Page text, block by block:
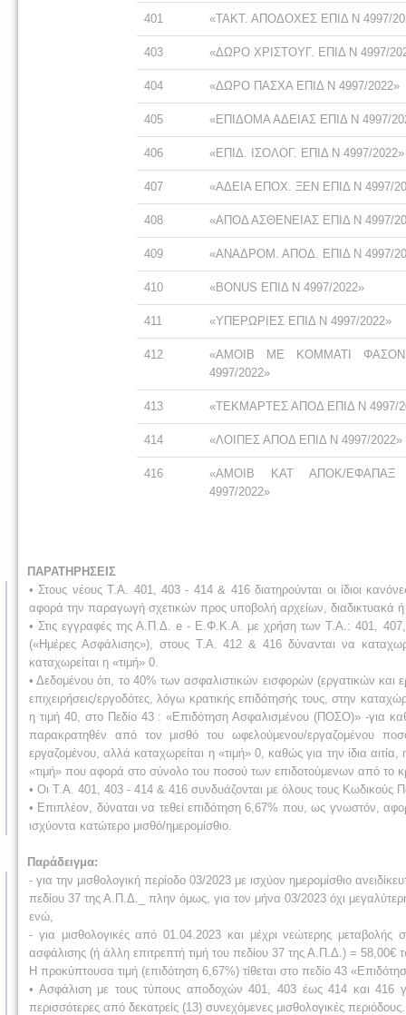
401 «ΤΑΚΤ. ΑΠΟΔΟΧΕΣ ΕΠΙΔ Ν 4997/
403 «ΔΩΡΟ ΧΡΙΣΤΟΥΓ. ΕΠΙΔ Ν 4997/
404 «ΔΩΡΟ ΠΑΣΧΑ ΕΠΙΔ Ν 4997/2022»
405 «ΕΠΙΔΟΜΑ ΑΔΕΙΑΣ ΕΠΙΔ Ν 4997/
406 «ΕΠΙΔ. ΙΣΟΛΟΓ. ΕΠΙΔ Ν 4997/2022»
407 «ΑΔΕΙΑ ΕΠΟΧ. ΞΕΝ ΕΠΙΔ Ν 4997/
408 «ΑΠΟΔ ΑΣΘΕΝΕΙΑΣ ΕΠΙΔ Ν 4997/
409 «ΑΝΑΔΡΟΜ. ΑΠΟΔ. ΕΠΙΔ Ν 4997/
410 «BONUS ΕΠΙΔ Ν 4997/2022»
411 «ΥΠΕΡΩΡΙΕΣ ΕΠΙΔ Ν 4997/2022»
412
«ΑΜΟΙΒ ΜΕ ΚΟΜΜΑΤΙ
4997/2022»
413 «ΤΕΚΜΑΡΤΕΣ ΑΠΟΔ ΕΠΙΔ Ν 4997/
414 «ΛΟΙΠΕΣ ΑΠΟΔ ΕΠΙΔ Ν 4997/2022»
416
«ΑΜΟΙΒ ΚΑΤ ΑΠΟΚ/
4997/2022»
ΠΑΡΑΤΗΡΗΣΕΙΣ
• Στους νέους Τ.Α. 401, 403 - 414 & 416 διατηρούνται οι ίδιοι
αφορά την παραγωγή σχετικών προς υποβολή αρχείων, διαδικτυακά
• Στις εγγραφές της Α.Π.Δ. e - Ε.Φ.Κ.Α. με χρήση των Τ.Α.: 401,
(«Ημέρες Ασφάλισης»), στους Τ.Α. 412 & 416 δύνανται να
καταχωρείται η «τιμή» 0.
• Δεδομένου ότι, το 40% των ασφαλιστικών εισφορών (εργατικών
επιχειρήσεις/εργοδότες, λόγω κρατικής επιδότησής τους, στην
η τιμή 40, στο Πεδίο 43 : «Επιδότηση Ασφαλισμένου (ΠΟΣΟ)» -για
παρακρατηθέν από τον μισθό του ωφελούμενου/εργαζομένου
εργαζομένου, αλλά καταχωρείται η «τιμή» 0, καθώς για την ίδια
«τιμή» που αφορά στο σύνολο του ποσού των επιδοτούμενων από το
• Οι Τ.Α. 401, 403 - 414 & 416 συνδυάζονται με όλους τους
• Επιπλέον, δύναται να τεθεί επιδότηση 6,67% που, ως γνωστόν,
ισχύοντα κατώτερο μισθό/ημερομίσθιο.
Παράδειγμα:
- για την μισθολογική περίοδο 03/2023 με ισχύον ημερομίσθιο
πεδίου 37 της Α.Π.Δ._ πλην όμως, για τον μήνα 03/2023 όχι
ενώ,
- για μισθολογικές από 01.04.2023 και μέχρι νεώτερης
ασφάλισης (ή άλλη επιτρεπτή τιμή του πεδίου 37 της Α.Π.Δ.) = 58,00€
Η προκύπτουσα τιμή (επιδότηση 6,67%) τίθεται στο πεδίο 43
• Ασφάλιση με τους τύπους αποδοχών 401, 403 έως 414 και 416
περισσότερες από δεκατρείς (13) συνεχόμενες μισθολογικές περιόδους.